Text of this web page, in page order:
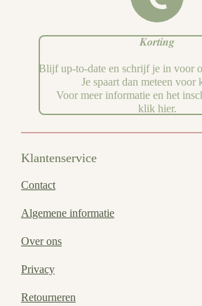
𝑲𝒐𝒓𝒕𝒊𝒏𝒈
Blijf up-to-date en schrijf je in voor
Je spaart dan meteen voor
Voor meer informatie en het
klik hier.
Klantenservice
Contact
Algemene informatie
Over ons
Privacy
Retourneren